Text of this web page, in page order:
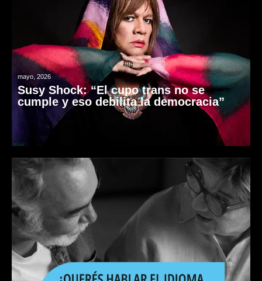
mayo, 2026
Susy Shock: “El cupo trans no se
cumple y eso debilita la democracia”